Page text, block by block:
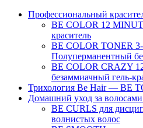
Профессиональный
BE COLOR 12
краситель
BE COLOR TONER
Полуперманентный
BE COLOR CRAZY
безаммиачный гель-
Трихология Be Hair — BE
Домашний уход за
BE CURLS для
волнистых волос